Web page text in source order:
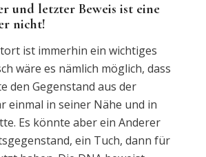
und letzter Beweis ist eine
nicht!
ist immerhin ein wichtiges
wäre es nämlich möglich, dass
den Gegenstand aus der
einmal in seiner Nähe und in
Es könnte aber ein Anderer
ein Tuch, dann für